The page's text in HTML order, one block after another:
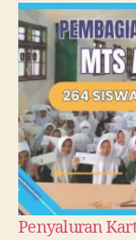
Penyaluran